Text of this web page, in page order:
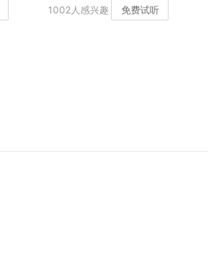
1002人感兴趣 免费试听